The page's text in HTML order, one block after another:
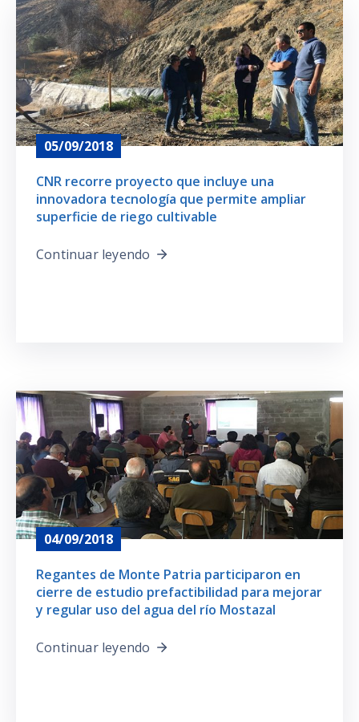
05/09/2018
CNR recorre proyecto que incluye una
innovadora tecnología que permite ampliar
superficie de riego cultivable
Continuar leyendo
04/09/2018
Regantes de Monte Patria participaron en
cierre de estudio prefactibilidad para mejorar
y regular uso del agua del río Mostazal
Continuar leyendo